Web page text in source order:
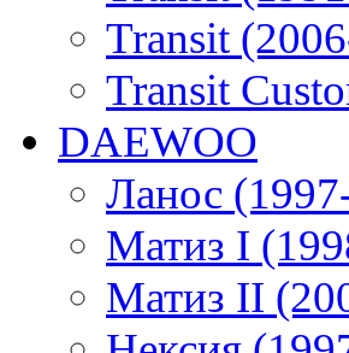
Transit
Transit
DAEWOO
Ланос
Матиз I
Матиз II